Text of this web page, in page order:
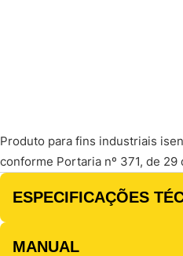
Produto para fins industriais
conforme Portaria nº 371, de
ESPECIFICAÇÕES
MANUAL